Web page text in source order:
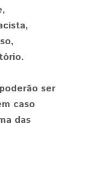
ser
caso
das